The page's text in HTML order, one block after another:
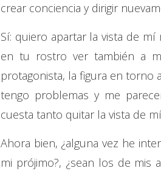
crear conciencia y dirigir
Sí: quiero apartar la vista de
en tu rostro ver también a
protagonista, la figura en torno
tengo problemas y me
cuesta tanto quitar la vista de
Ahora bien, ¿alguna vez he
mi prójimo?, ¿sean los de mis